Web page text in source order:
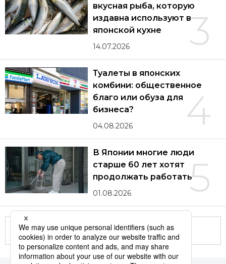
3
вкусная рыба, которую
издавна используют в
японской кухне
14.07.2026
4
Туалеты в японских
комбини: общественное
благо или обуза для
бизнеса?
04.08.2026
5
В Японии многие люди
старше 60 лет хотят
продолжать работать
01.08.2026
Другие статьи по теме